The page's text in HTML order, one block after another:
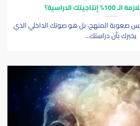
الدراسية؟
صعوبة المنهج، بل هو صوتك الداخلي الذي
يخبرك بأن دراستك...